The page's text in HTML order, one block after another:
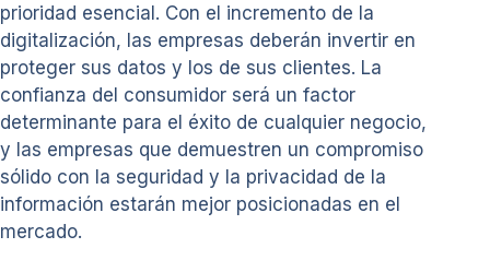
prioridad esencial. Con el incremento de la
digitalización, las empresas deberán invertir en
proteger sus datos y los de sus clientes. La
confianza del consumidor será un factor
determinante para el éxito de cualquier negocio,
y las empresas que demuestren un compromiso
sólido con la seguridad y la privacidad de la
información estarán mejor posicionadas en el
mercado.